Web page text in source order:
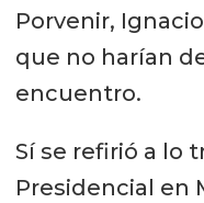
Porvenir,
que no harían
encuentro.
Sí se refirió a lo
Presidencial en